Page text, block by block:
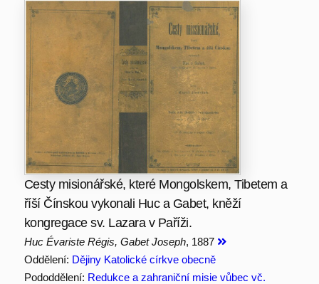
Cesty misionářské, které Mongolskem, Tibetem a
říší Čínskou vykonali Huc a Gabet, kněží
kongregace sv. Lazara v Paříži.
Huc Évariste Régis, Gabet Joseph, 1887
Oddělení: Dějiny Katolické církve obecně
Pododdělení: Redukce a zahraniční misie vůbec vč.